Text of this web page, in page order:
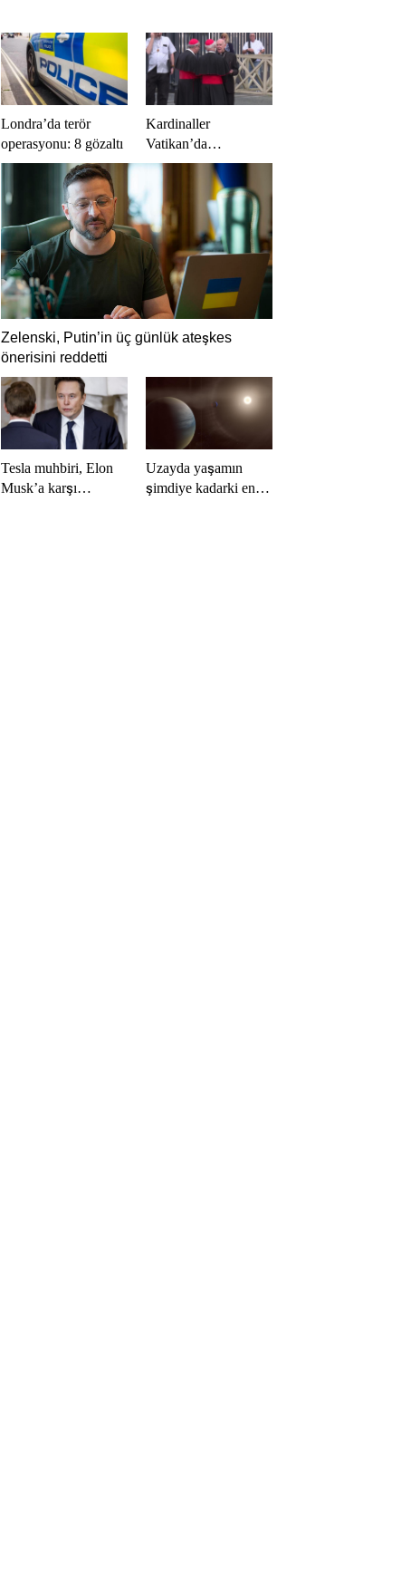
Londra’da terör
operasyonu: 8 gözaltı
Kardinaller
Vatikan’da
toplanmaya başladı
Zelenski, Putin’in üç günlük ateşkes
önerisini reddetti
Tesla muhbiri, Elon
Musk’a karşı
Uzayda yaşamın
şimdiye kadarki en